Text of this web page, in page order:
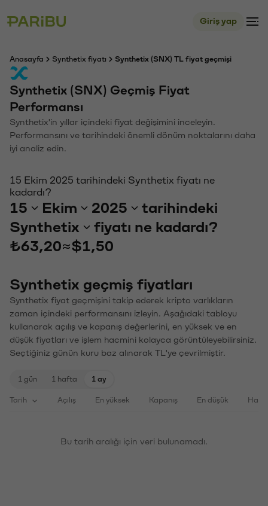
Giriş yap
Anasayfa Synthetix fiyatı Synthetix (SNX) TL fiyat geçmişi
Synthetix (SNX) Geçmiş Fiyat
Performansı
Synthetix'in yıllar içindeki fiyat değişimini inceleyin.
Performansını ve tarihindeki önemli dönüm noktalarını daha
iyi analiz edin.
15 Ekim 2025 tarihindeki Synthetix fiyatı ne
kadardı?
15 Ekim 2025
tarihindeki
Synthetix
fiyatı ne kadardı?
₺63,20≈$1,50
Synthetix geçmiş fiyatları
Synthetix fiyat geçmişini takip ederek kripto varlıkların
zaman içindeki performansını izleyin. Aşağıdaki tabloyu
kullanarak açılış ve kapanış değerlerini, en yüksek ve en
düşük fiyatları ve işlem hacmini kolayca görüntüleyebilirsiniz.
Seçtiğiniz günün kuru baz alınarak TL'ye çevrilmiştir.
1 gün 1 hafta 1 ay
Tarih Açılış En yüksek Kapanış En düşük
Bu tarih aralığı için veri bulunamadı.